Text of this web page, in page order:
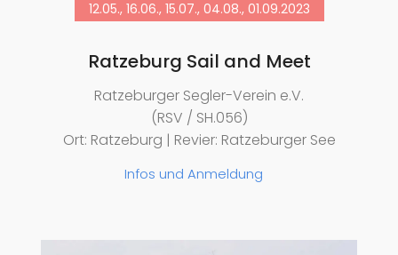
12.05., 16.06., 15.07., 04.08., 01.09.2023
Ratzeburg Sail and Meet
Ratzeburger Segler-Verein e.V.
(RSV / SH.056)
Ort: Ratzeburg | Revier: Ratzeburger See
Infos und Anmeldung